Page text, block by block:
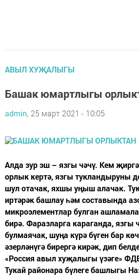
АВЫЛ ХУҖАЛЫГЫ
Башак юмартлыгы
admin, 25 март 2021 - 10:05
Алда зур эш – язгы чәчү. Кем
орлык кертә, язгы тукландыруны
шул отачак, яхшы уңыш алачак.
иртәрәк башлау һәм составында
микроэлементлар булган
бирә. Фаразларга караганда, язгы
булмаячак, шуңа күрә бүген бар
әзерләнүгә бирергә кирәк, дип
«Россия авыл хуҗалыгы үзәге»
Тукай районара бүлеге башлыгы